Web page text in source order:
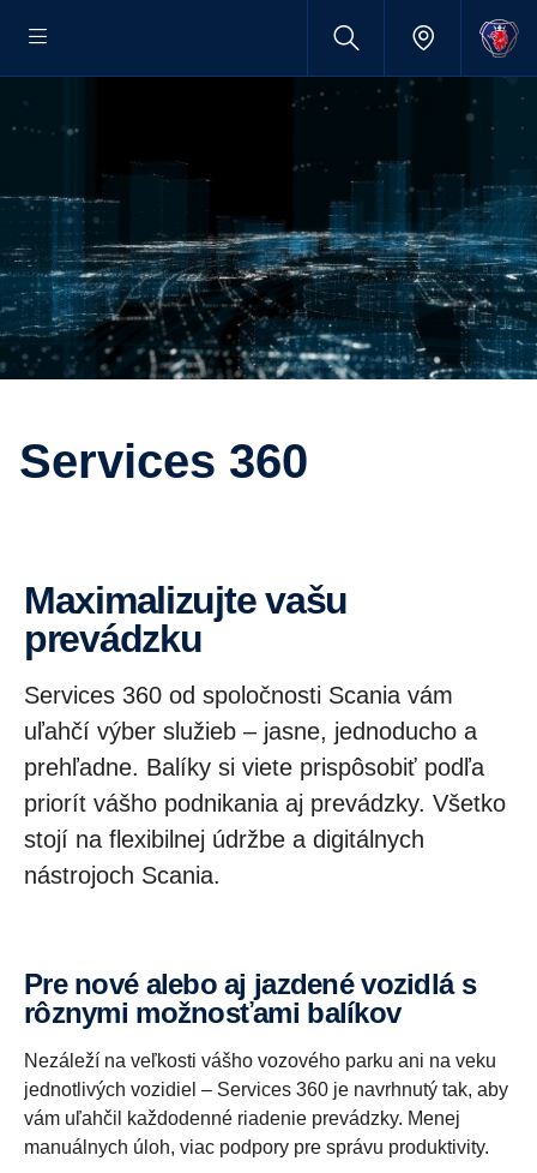
Services 360
Maximalizujte vašu
prevádzku
Services 360 od spoločnosti Scania vám
uľahčí výber služieb – jasne, jednoducho a
prehľadne. Balíky si viete prispôsobiť podľa
priorít vášho podnikania aj prevádzky. Všetko
stojí na flexibilnej údržbe a digitálnych
nástrojoch Scania.
Pre nové alebo aj jazdené vozidlá s
rôznymi možnosťami balíkov
Nezáleží na veľkosti vášho vozového parku ani na veku
jednotlivých vozidiel – Services 360 je navrhnutý tak, aby
vám uľahčil každodenné riadenie prevádzky. Menej
manuálnych úloh, viac podpory pre správu produktivity.